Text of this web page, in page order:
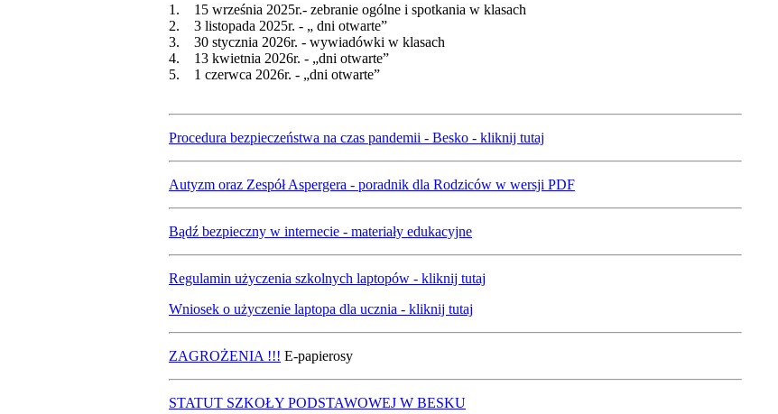
1. 15 września 2025r.- zebranie ogólne i spotkania w klasach
2. 3 listopada 2025r. - „ dni otwarte”
3. 30 stycznia 2026r. - wywiadówki w klasach
4. 13 kwietnia 2026r. - „dni otwarte”
5. 1 czerwca 2026r. - „dni otwarte”
Procedura bezpieczeństwa na czas pandemii - Besko - kliknij tutaj
Autyzm oraz Zespół Aspergera - poradnik dla Rodziców w wersji PDF
Bądź bezpieczny w internecie - materiały edukacyjne
Regulamin użyczenia szkolnych laptopów - kliknij tutaj
Wniosek o użyczenie laptopa dla ucznia - kliknij tutaj
ZAGROŻENIA !!! E-papierosy
STATUT SZKOŁY PODSTAWOWEJ W BESKU